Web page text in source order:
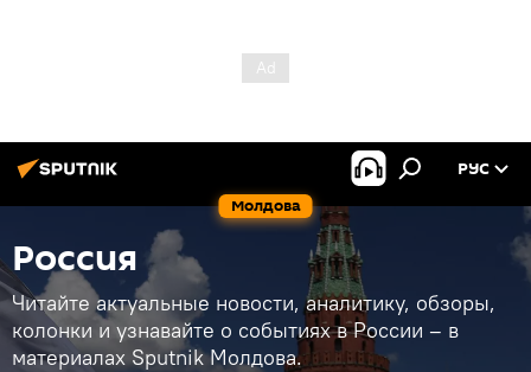
Молдова
РУС
Россия
Читайте актуальные новости, аналитику, обзоры,
колонки и узнавайте о событиях в России – в
материалах Sputnik Молдова.